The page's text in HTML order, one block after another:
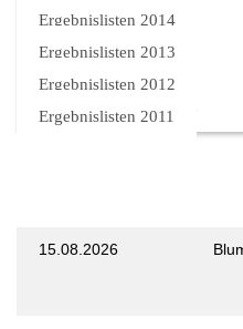
Ergebnislisten 2014
Ergebnislisten 2013
Ergebnislisten 2012
Ergebnislisten 2011
Termine
Nachstehend die Termine
15.08.2026